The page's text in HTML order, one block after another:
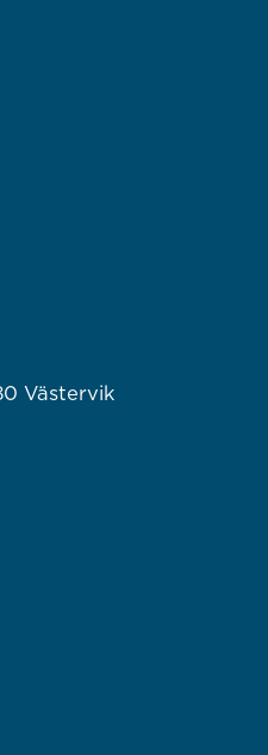
Västervik